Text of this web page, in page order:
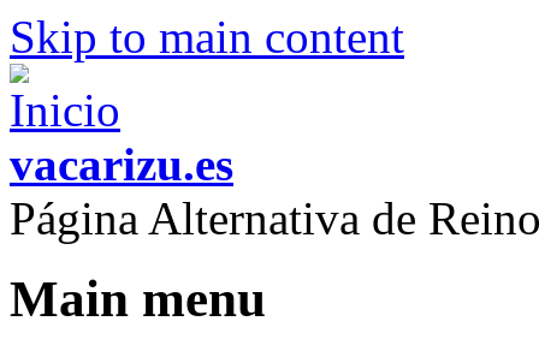
Skip to main content
vacarizu.es
Página Alternativa de
Main menu